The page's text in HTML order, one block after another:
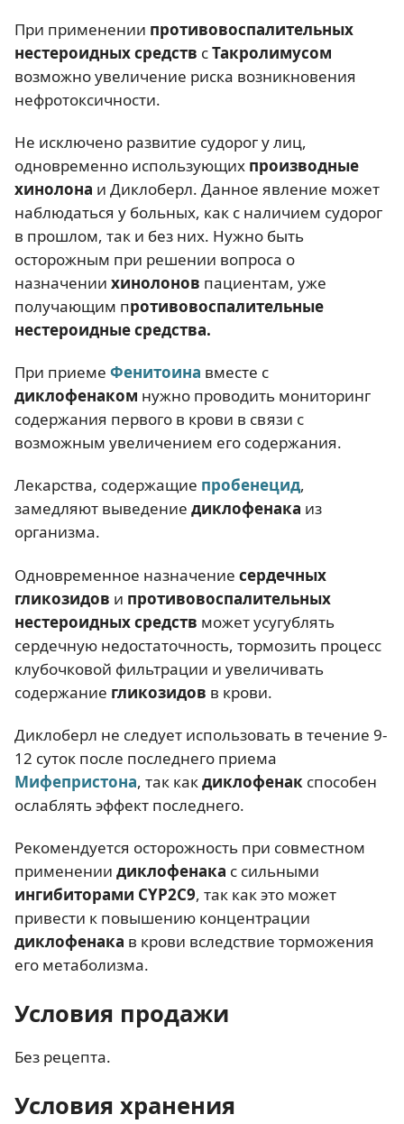
При применении противовоспалительных
нестероидных средств сТакролимусом
возможно увеличение риска возникновения
нефротоксичности.
Не исключено развитие судорог у лиц,
одновременно использующих производные
хинолона и Диклоберл. Данное явление может
наблюдаться у больных, как с наличием судорог
в прошлом, так и без них. Нужно быть
осторожным при решении вопроса о
назначении хинолонов пациентам, уже
получающим противовоспалительные
нестероидные средства.
При приеме Фенитоина вместе с
диклофенаком нужно проводить мониторинг
содержания первого в крови в связи с
возможным увеличением его содержания.
Лекарства, содержащие пробенецид,
замедляют выведение диклофенака из
организма.
Одновременное назначение сердечных
гликозидов и противовоспалительных
нестероидных средств может усугублять
сердечную недостаточность, тормозить процесс
клубочковой фильтрации и увеличивать
содержание гликозидов в крови.
Диклоберл не следует использовать в течение 9-
12 суток после последнего приема
Мифепристона, так какдиклофенак способен
ослаблять эффект последнего.
Рекомендуется осторожность при совместном
применении диклофенака с сильными
ингибиторами CYP2C9, так как это может
привести к повышению концентрации
диклофенака в крови вследствие торможения
его метаболизма.
Условия продажи
Без рецепта.
Условия хранения